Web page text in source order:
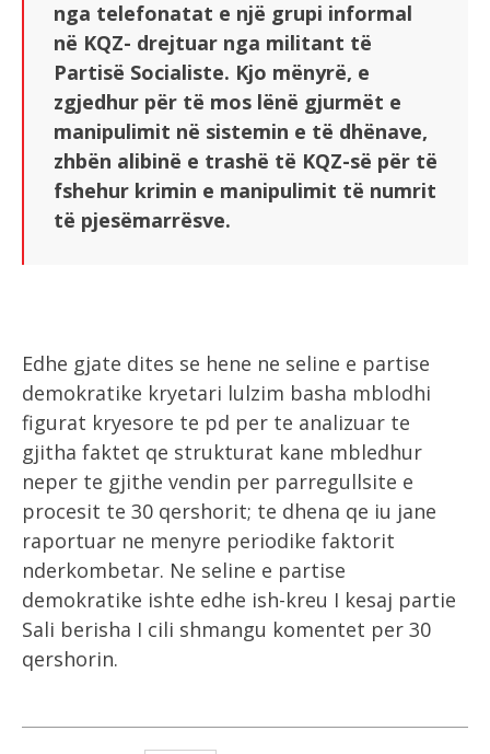
nga telefonatat e një grupi informal
në KQZ- drejtuar nga militant të
Partisë Socialiste. Kjo mënyrë, e
zgjedhur për të mos lënë gjurmët e
manipulimit në sistemin e të dhënave,
zhbën alibinë e trashë të KQZ-së për të
fshehur krimin e manipulimit të numrit
të pjesëmarrësve.
Edhe gjate dites se hene ne seline e partise
demokratike kryetari lulzim basha mblodhi
figurat kryesore te pd per te analizuar te
gjitha faktet qe strukturat kane mbledhur
neper te gjithe vendin per parregullsite e
procesit te 30 qershorit; te dhena qe iu jane
raportuar ne menyre periodike faktorit
nderkombetar. Ne seline e partise
demokratike ishte edhe ish-kreu I kesaj partie
Sali berisha I cili shmangu komentet per 30
qershorin.